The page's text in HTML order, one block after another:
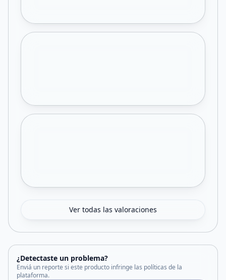
Ver todas las valoraciones
¿Detectaste un problema?
Enviá un reporte si este producto infringe las políticas de la
plataforma.